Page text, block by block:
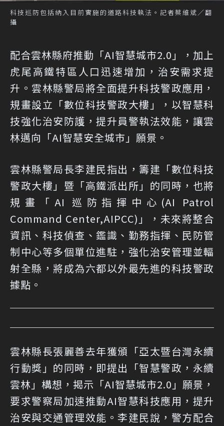
科技巡防包括納入目前實施的道路科技執法。記者蔡維斌／翻
攝
配合雲林縣府推動「AI智慧城市2.0」，加上
虎尾高鐵特區人口迅速增加，治安需求提
升。雲林縣警局將全面提升科技警政應用，
規畫設立「數位科技警政大樓」，以智慧科
技強化治安防護，提升員警執法效能，讓雲
林邁向「AI智慧安全城市」願景。
雲林縣警局長李建民指出，籌建「數位科技
警政大樓」暨「高鐵派出所」的同時，也將
規畫「AI 巡防指揮中心(AI Patrol
Command Center,AIPCC)」，未來將整合
資訊、科技偵查、鑑識、勤務指揮、民防管
制中心等多個單位進駐，強化治安管理並輻
射全縣，將成為六都以外最先進的科技警政
據點。
雲林縣長張麗善去年獲頒「亞太暨台灣永續
行動獎」的同時，即提出「智慧警政，永續
雲林」構想，揭示「AI智慧城市2.0」願景，
要求警察局加速推動AI智慧科技應用，提升
治安與交通管理效能。李建民說，警方配合